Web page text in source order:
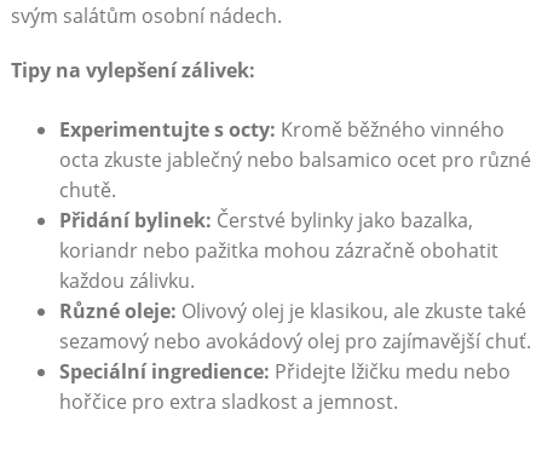
svým salátům osobní nádech.
Tipy na vylepšení zálivek:
Experimentujte s octy: Kromě běžného vinného
octa zkuste jablečný nebo ​balsamico ocet ‌pro různé
chutě.
Přidání​ bylinek: Čerstvé bylinky ‌jako bazalka,⁣
koriandr nebo pažitka mohou zázračně obohatit
každou zálivku.
Různé oleje: Olivový olej je klasikou, ale zkuste také
sezamový nebo⁣ avokádový olej pro ​zajímavější chuť.
Speciální ingredience: Přidejte lžičku medu nebo
hořčice pro extra ‍sladkost a jemnost.